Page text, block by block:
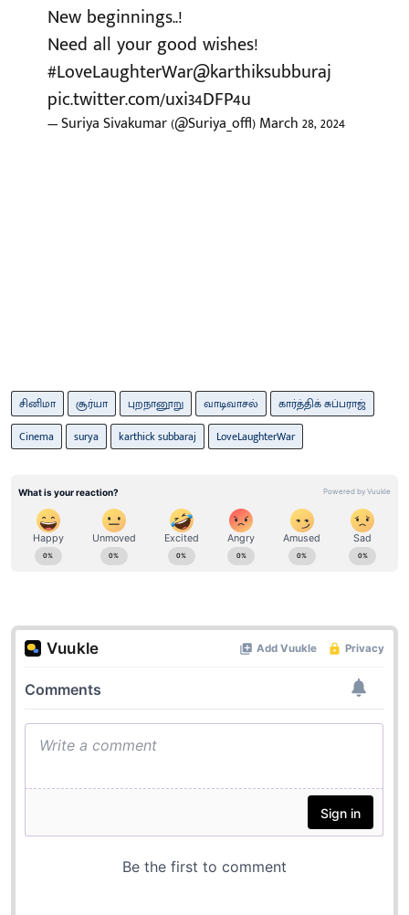
New beginnings..!
Need all your good wishes!
#LoveLaughterWar@karthiksubburaj
pic.twitter.com/uxi34DFP4u
— Suriya Sivakumar (@Suriya_offl)March 28, 2024
சினிமா சூர்யா புறநானூறு வாடிவாசல்
கார்த்திக் சுப்பராஜ்
Cinema
surya karthick subbaraj LoveLaughterWar